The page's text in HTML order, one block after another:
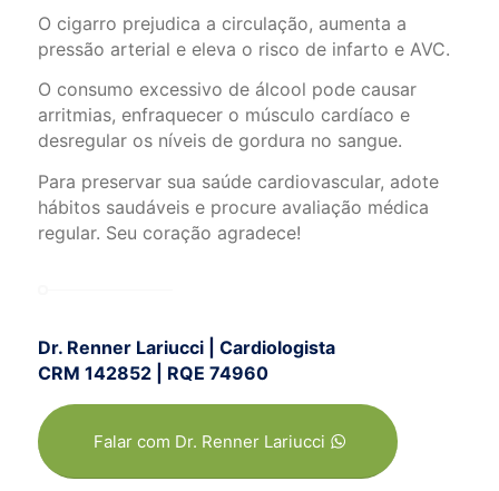
O cigarro prejudica a circulação, aumenta a
pressão arterial e eleva o risco de infarto e AVC.
O consumo excessivo de álcool pode causar
arritmias, enfraquecer o músculo cardíaco e
desregular os níveis de gordura no sangue.
Para preservar sua saúde cardiovascular, adote
hábitos saudáveis e procure avaliação médica
regular. Seu coração agradece!
Dr. Renner Lariucci | Cardiologista
CRM 142852 | RQE 74960
Falar com Dr. Renner Lariucci